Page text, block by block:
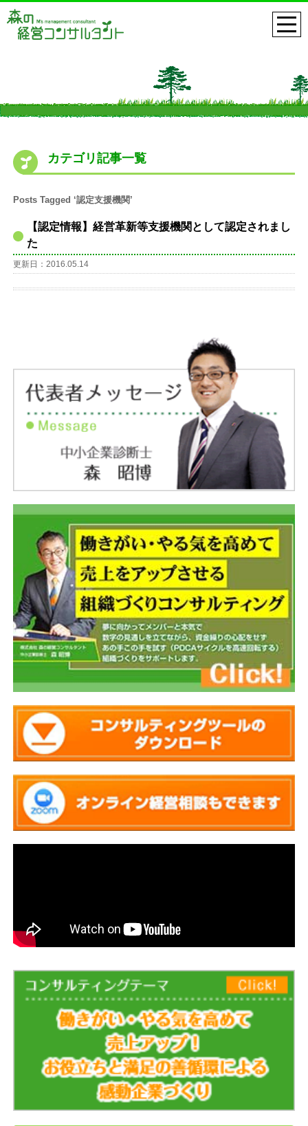
カテゴリ記事一覧
Posts Tagged ‘認定支援機関’
【認定情報】経営革新等支援機関として認定されまし
た
更新日：2016.05.14